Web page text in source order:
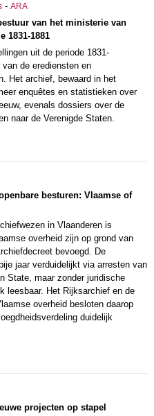
- ARA
van het ministerie van
1831-1881
uit de periode 1831-
de erediensten en
Het archief, bewaard in het
enquêtes en statistieken over
evenals dossiers over de
naar de Verenigde Staten.
besturen: Vlaamse of
in Vlaanderen is
overheid zijn op grond van
bevoegd. De
jaar verduidelijkt via arresten van
State, maar zonder juridische
leesbaar. Het Rijksarchief en de
overheid besloten daarop
duidelijk
projecten op stapel